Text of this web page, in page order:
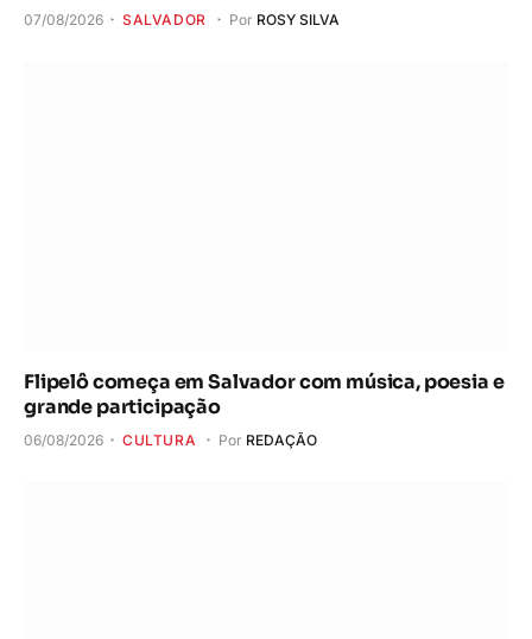
07/08/2026 SALVADOR Por ROSY SILVA
Flipelô começa em Salvador com música, poesia e
grande participação
06/08/2026 CULTURA Por REDAÇÃO